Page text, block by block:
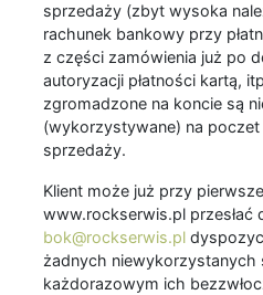
sprzedaży (zbyt wysoka
rachunek bankowy przy
z części zamówienia już po
autoryzacji płatności kartą,
zgromadzone na koncie są
(wykorzystywane) na
sprzedaży.
Klient może już przy
www.rockserwis.pl przesłać
bok@rockserwis.pl
żadnych niewykorzystanych
każdorazowym ich